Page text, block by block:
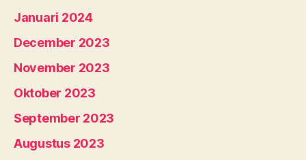
Januari 2024
December 2023
November 2023
Oktober 2023
September 2023
Augustus 2023